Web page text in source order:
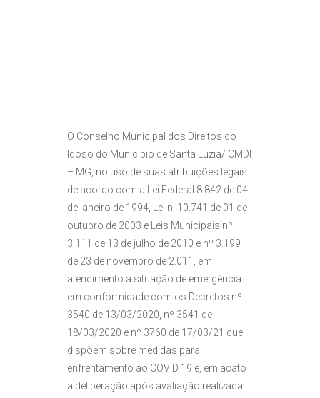
O Conselho Municipal dos Direitos do
Idoso do Município de Santa Luzia/ CMDI
– MG, no uso de suas atribuições legais
de acordo com a Lei Federal 8.842 de 04
de janeiro de 1994, Lei n. 10.741 de 01 de
outubro de 2003 e Leis Municipais nº
3.111 de 13 de julho de 2010 e nº 3.199
de 23 de novembro de 2.011, em
atendimento a situação de emergência
em conformidade com os Decretos nº
3540 de 13/03/2020, nº 3541 de
18/03/2020 e nº 3760 de 17/03/21 que
dispõem sobre medidas para
enfrentamento ao COVID 19 e, em acato
a deliberação após avaliação realizada